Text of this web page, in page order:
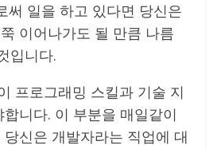
써 일을 하고 있다면 당신은
이어나가도 될 만큼 나름
입니다.
프로그래밍 스킬과 기술 지
니다. 이 부분을 매일같이
신은 개발자라는 직업에 대